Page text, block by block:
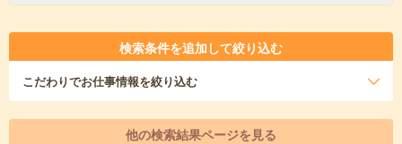
検索条件を追加して絞り込む
こだわりでお仕事情報を絞り込む
他の検索結果ページを見る